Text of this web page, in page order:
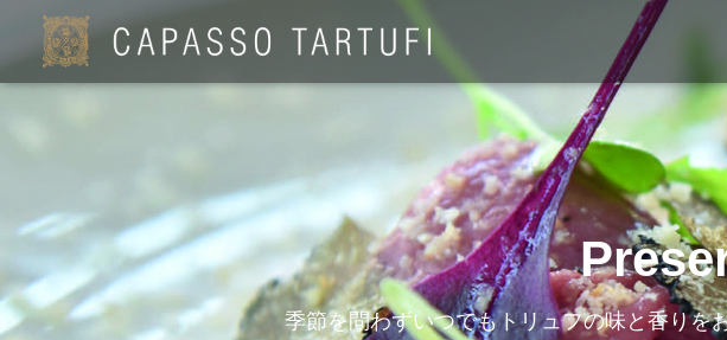
季節を問わずいつでもトリュフの味と香りを